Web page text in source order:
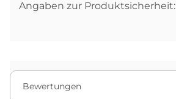
Angaben zur Produktsicherheit:
Bewertungen